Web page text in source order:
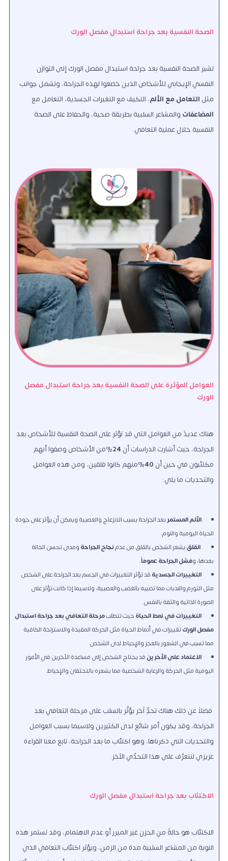
الصحة النفسية بعد جراحة استبدال مفصل الورك
تشير الصحة النفسية بعد جراحة استبدال مفصل الورك إلى التوازن
النفسي الإيجابي للأشخاص الذين خضعوا لهذه الجراحة، وتشمل جوانب
مثل التعامل مع الألم، التكيف مع التغيرات الجسدية، التعامل مع
المضاعفات والمشاعر السلبية بطريقة صحية، والحفاظ على الصحة
النفسية خلال عملية التعافي.
العوامل المؤثرة على الصحة النفسية بعد جراحة استبدال مفصل
الورك
هناك عديدٌ من العوامل التي قد تؤثر على الصحة النفسية للأشخاص بعد
الجراحة، حيث أشارت الدراسات أن 24%من الأشخاص وصفوا أنهم
مكتئبون في حين أن 40%منهم كانوا قلقين، ومن هذه العوامل
والتحديات ما يلي:
الآلم المستمربعد الجراحة يسبب الانزعاج والعصبية ويمكن أن يؤثر على جودة
الحياة اليومية والنوم.
القلقيشعر الشخص بالقلق من عدمنجاح الجراحةومدى تحسن الحالة
بعدها، وفشل الجراحة عموماً.
التغييرات الجسديةقد تؤثر التغييرات في الجسم بعد الجراحة على الشخص
مثل التورم والندبات مما تصيبه بالغضب والعصبية، ولاسيما إذا كانت تؤثر على
الصورة الذاتية والثقة بالنفس.
التغييرات في نمط الحياةحيث تتطلبمرحلة التعافي بعد جراحة استبدال
مفصل الوركتغييرات في أنماط الحياة مثل الحركة المقيدة والاستراحة الكافية
مما تسبب في الشعور بالعجز والإحباط لدى الشخص.
الاعتماد على الآخرينقد يحتاج الشخص إلى مساعدة الآخرين في الأمور
اليومية مثل الحركة والرعاية الشخصية مما يشعره بالاحتقان والإحباط.
فضلاً عن ذلك هناك تحدٍّ آخر يؤثّر بالسلب على مرحلة التعافي بعد
الجراحة، وقد يكون أمر شائع لدى الكثيرين ولاسيما بسبب العوامل
والتحديات التي ذكرناها، وهو اكتئاب ما بعد الجراحة، تابع معنا القراءة
عزيزي لنتعرّف على هذا التحدّي الآخر.
الاكتئاب بعد جراحة استبدال مفصل الورك
الاكتئاب هو حالةٌ من الحزن غير المبرر أو عدم الاهتمام، وقد تستمر هذه
النوبة من المشاعر السلبية مدة من الزمن، ويؤثر اكتئاب التعافي الذي